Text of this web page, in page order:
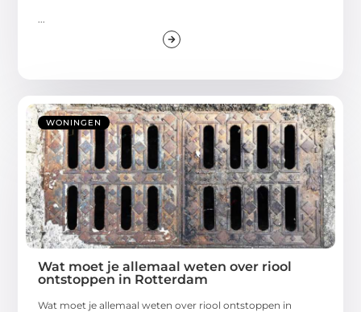
WONINGEN
Wat moet je allemaal weten over riool
ontstoppen in Rotterdam
Wat moet je allemaal weten over riool ontstoppen in